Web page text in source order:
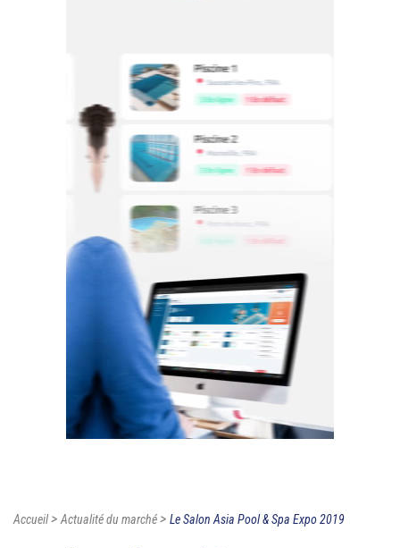
Accueil>Actualité du marché> Le Salon Asia Pool & Spa Expo 2019